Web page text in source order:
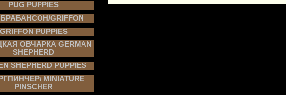
PUG PUPPIES
GRIFFON
GRIFFON PUPPIES
ОВЧАРКА GERMAN
SHEPHERD
SHEPHERD PUPPIES
MINIATURE
PINSCHER